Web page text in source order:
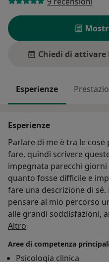
Chiedi di
Esperienze
Esperienze
Parlare di me è tra le
fare, quindi scrivere
impegnata parecchi
quanto fosse difficile e
fare una descrizione di sé.
pensare al mio percorso
alle grandi soddisfazioni,
a tutte le esperienze che
vorrei che mi vedessero
Altro
Aree di competenza
Psicologia clinica